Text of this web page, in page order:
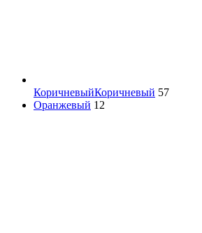
КоричневыйКоричневый 57
Оранжевый 12